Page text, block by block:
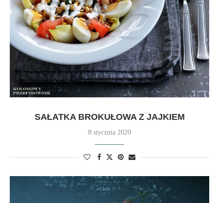
SAŁATKA BROKUŁOWA Z JAJKIEM
8 stycznia 2020